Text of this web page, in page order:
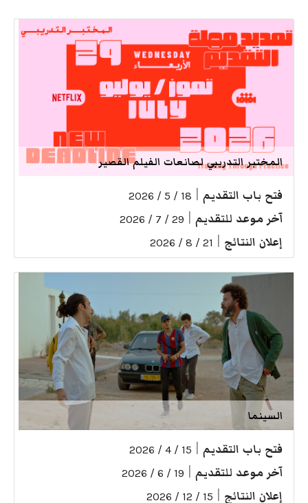
المختبر التدريبي لصانعات الفيلم القصير
فتح باب التقديم 18 / 5 / 2026
آخر موعد للتقديم 29 / 7 / 2026
إعلان النتائج 21 / 8 / 2026
السينما
فتح باب التقديم 15 / 4 / 2026
آخر موعد للتقديم 19 / 6 / 2026
إعلان النتائج 15 / 12 / 2026